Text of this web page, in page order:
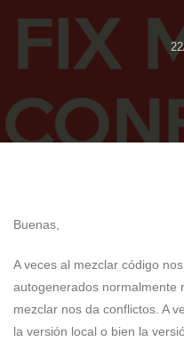
Buenas,
A veces al mezclar código
autogenerados normalmente
mezclar nos da conflictos. A
la versión local o bien la